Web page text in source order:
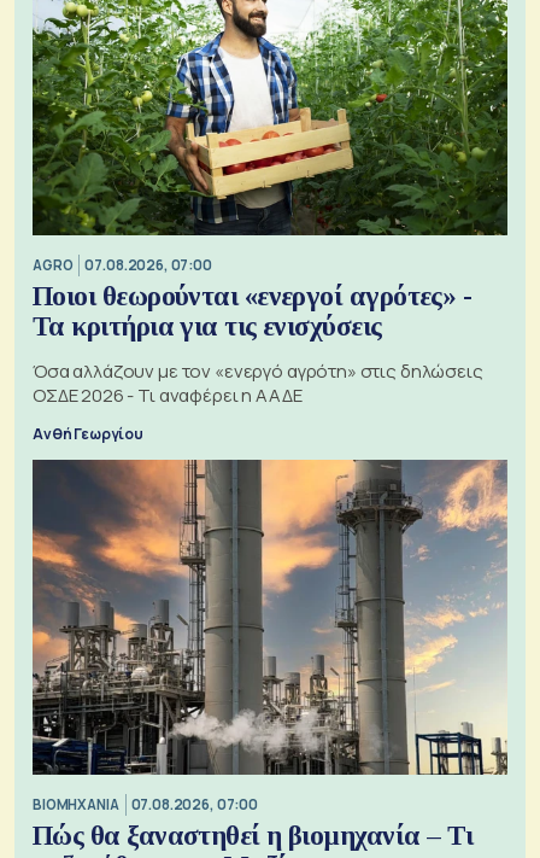
AGRO 07.08.2026, 07:00
Ποιοι θεωρούνται «ενεργοί αγρότες» -
Τα κριτήρια για τις ενισχύσεις
Όσα αλλάζουν με τον «ενεργό αγρότη» στις δηλώσεις
ΟΣΔΕ 2026 - Τι αναφέρει η ΑΑΔΕ
Ανθή Γεωργίου
ΒΙΟΜΗΧΑΝΙΑ 07.08.2026, 07:00
Πώς θα ξαναστηθεί η βιομηχανία – Τι